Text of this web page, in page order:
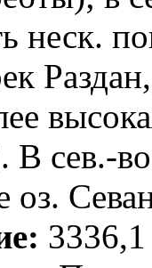
неск.
сев.-
оз.